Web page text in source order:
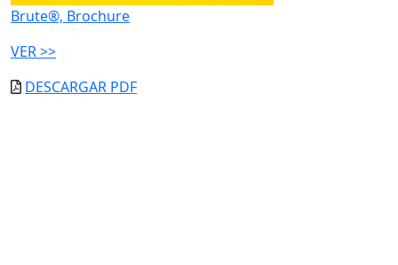
Brute®, Brochure
VER >>
DESCARGAR PDF